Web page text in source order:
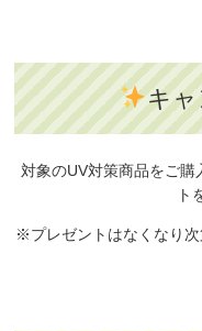
キャ
対象のUV対策商品をご購
ト
※プレゼントはなくなり次